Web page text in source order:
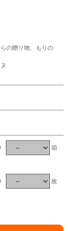
の贈り物、もりの
箱
枚